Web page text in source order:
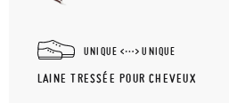
UNIQUE UNIQUE
LAINE TRESSÉE POUR CHEVEUX